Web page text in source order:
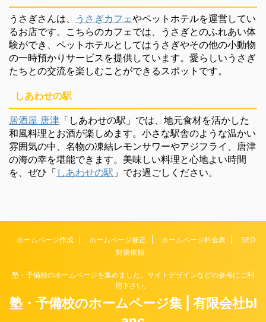
うさぎさんは、 うさぎカフェやペットホテルを運営してい
るお店です。こちらのカフェでは、うさぎとのふれあい体
験ができ、ペットホテルとしてはうさぎやその他の小動物
の一時預かりサービスを提供しています。愛らしいうさぎ
たちとの交流を楽しむことができるスポットです。
しあわせの駅
居酒屋 唐津 「しあわせの駅」では、地元食材を活かした
和風料理とお酒が楽しめます。小さな駅舎のような温かい
雰囲気の中、名物の凍結レモンサワーやアジフライ、唐津
の海の幸を堪能できます。美味しい料理と心地よい時間
を、ぜひ「 しあわせの駅 」でお過ごしください。
ホームページ作成 ホームページ修正 ホームページ料金表
SEO
対策依頼
塾・予備校のホームページを集めました。サイトデザインなどの参考にご利
用下さい。
塾・予備校のホームページ集 | 有限会社bl